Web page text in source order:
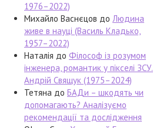
1976–2022)
Михайло Васнєцов до Людина
живе в науці (Василь Кладько,
1957–2022)
Наталія до Філософ із розумом
інженера, романтик у пікселі ЗСУ.
Андрій Свящук (1975–2024)
Тетяна до БАДи – шкодять чи
допомагають? Аналізуємо
рекомендації та дослідження